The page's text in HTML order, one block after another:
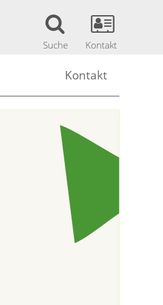
Suche Kontakt
Kontakt
Kontakt
Mitarbeiter
Impressum
Datenschutzerklärung